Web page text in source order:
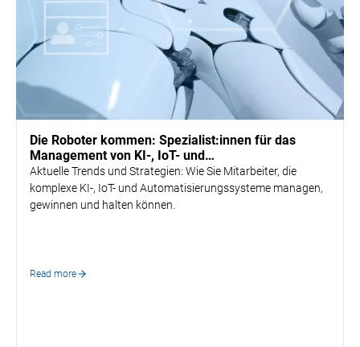
Die Roboter kommen: Spezialist:innen für das
Management von KI-, IoT- und
Automatisierungssystemen rekrutieren
Aktuelle Trends und Strategien: Wie Sie Mitarbeiter, die
komplexe KI-, IoT- und Automatisierungssysteme managen,
gewinnen und halten können.
Read more